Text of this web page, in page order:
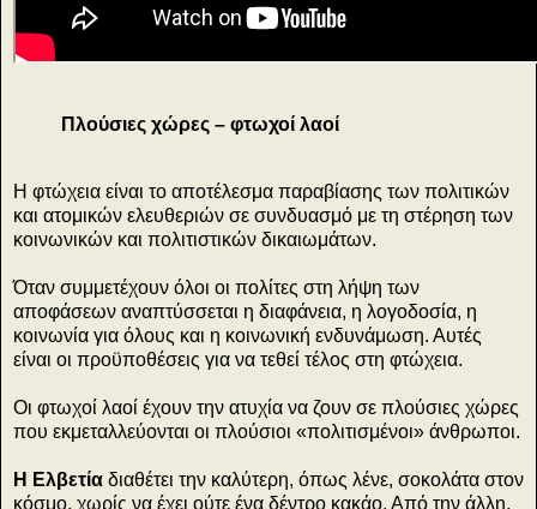
Πλούσιες χώρες – φτωχοί λαοί
Η φτώχεια είναι το αποτέλεσμα παραβίασης των πολιτικών
και ατομικών ελευθεριών σε συνδυασμό με τη στέρηση των
κοινωνικών και πολιτιστικών δικαιωμάτων.
Όταν συμμετέχουν όλοι οι πολίτες στη λήψη των
αποφάσεων αναπτύσσεται η διαφάνεια, η λογοδοσία, η
κοινωνία για όλους και η κοινωνική ενδυνάμωση. Αυτές
είναι οι προϋποθέσεις για να τεθεί τέλος στη φτώχεια.
Οι φτωχοί λαοί έχουν την ατυχία να ζουν σε πλούσιες χώρες
που εκμεταλλεύονται οι πλούσιοι «πολιτισμένοι» άνθρωποι.
Η Ελβετία διαθέτει την καλύτερη, όπως λένε, σοκολάτα στον
κόσμο, χωρίς να έχει ούτε ένα δέντρο κακάο. Από την άλλη,